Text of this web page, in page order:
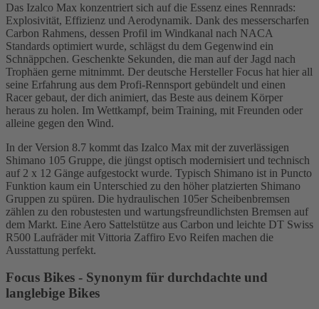
Das Izalco Max konzentriert sich auf die Essenz eines Rennrads:
Explosivität, Effizienz und Aerodynamik. Dank des messerscharfen
Carbon Rahmens, dessen Profil im Windkanal nach NACA
Standards optimiert wurde, schlägst du dem Gegenwind ein
Schnäppchen. Geschenkte Sekunden, die man auf der Jagd nach
Trophäen gerne mitnimmt. Der deutsche Hersteller Focus hat hier all
seine Erfahrung aus dem Profi-Rennsport gebündelt und einen
Racer gebaut, der dich animiert, das Beste aus deinem Körper
heraus zu holen. Im Wettkampf, beim Training, mit Freunden oder
alleine gegen den Wind.
In der Version 8.7 kommt das Izalco Max mit der zuverlässigen
Shimano 105 Gruppe, die jüngst optisch modernisiert und technisch
auf 2 x 12 Gänge aufgestockt wurde. Typisch Shimano ist in Puncto
Funktion kaum ein Unterschied zu den höher platzierten Shimano
Gruppen zu spüren. Die hydraulischen 105er Scheibenbremsen
zählen zu den robustesten und wartungsfreundlichsten Bremsen auf
dem Markt. Eine Aero Sattelstütze aus Carbon und leichte DT Swiss
R500 Laufräder mit Vittoria Zaffiro Evo Reifen machen die
Ausstattung perfekt.
Focus Bikes - Synonym für durchdachte und
langlebige Bikes